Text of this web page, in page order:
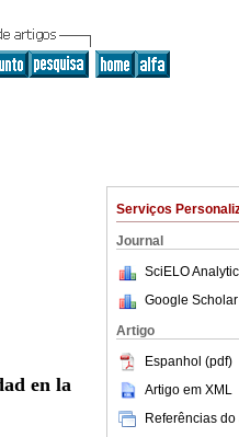
Serviços
Journal
SciELO
Google
Artigo
Espanhol (pdf)
Artigo em XML
Referências do
en la